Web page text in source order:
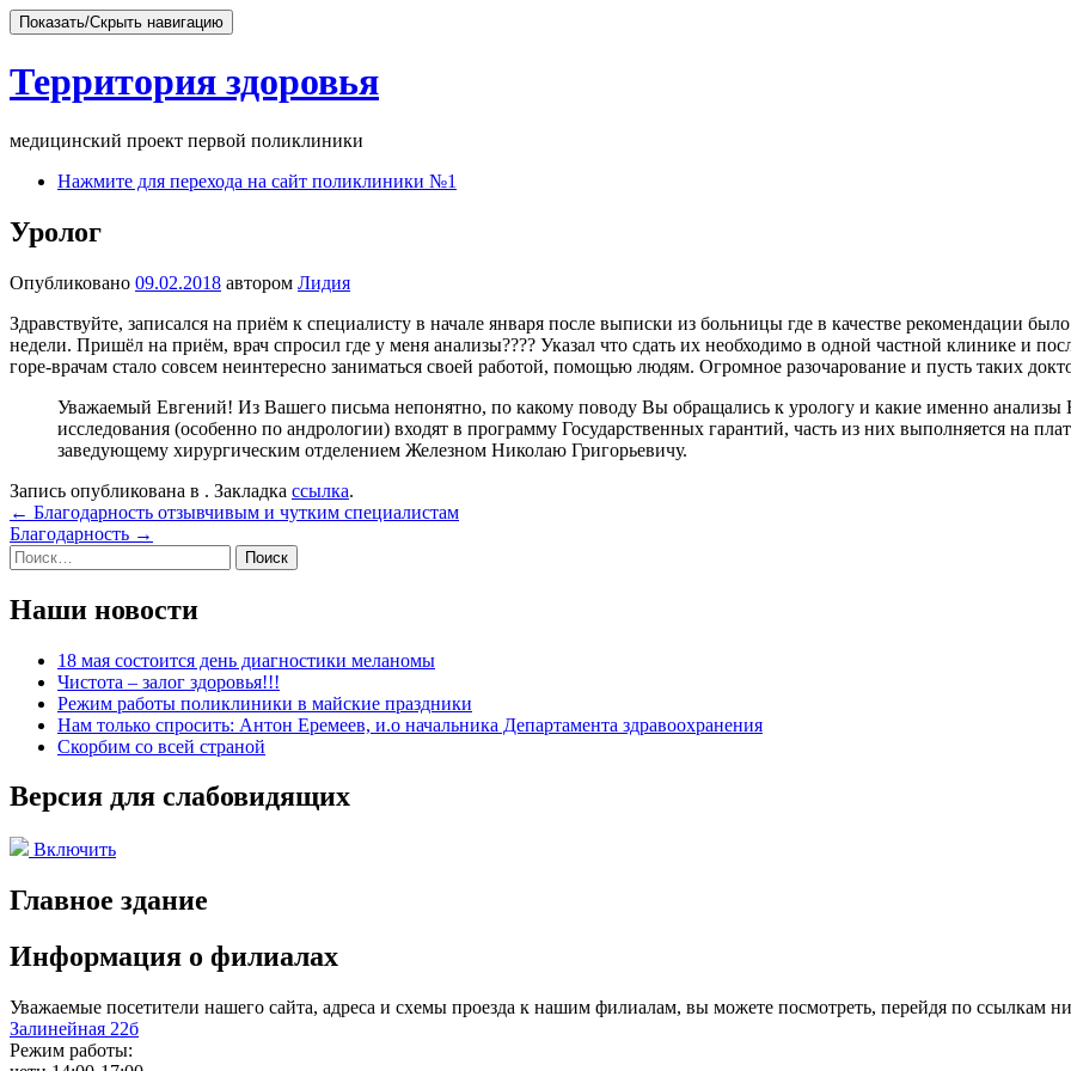
Показать/Скрыть навигацию
Территория здоровья
медицинский проект первой поликлиники
Перейти
содержимому
Нажмите для перехода на сайт поликлиники №1
Уролог
Опубликовано 09.02.2018 автором Лидия
Здравствуйте, записался на приём к специалисту в начале января после выписки из больницы где в качестве рекомендации
недели. Пришёл на приём, врач спросил где у меня анализы???? Указал что сдать их необходимо в одной частной клинике и
горе-врачам стало совсем неинтересно заниматься своей работой, помощью людям. Огромное разочарование и пусть таких
Уважаемый Евгений! Из Вашего письма непонятно, по какому поводу Вы обращались к урологу и какие именно анализы
исследования (особенно по андрологии) входят в программу Государственных гарантий, часть из них выполняется на
заведующему хирургическим отделением Железном Николаю Григорьевичу.
Запись опубликована в . Закладка ссылка.
Навигация
по
записям
← Благодарность отзывчивым и чутким специалистам
Благодарность →
Найти:
Наши новости
18 мая состоится день диагностики меланомы
Чистота – залог здоровья!!!
Режим работы поликлиники в майские праздники
Нам только спросить: Антон Еремеев, и.о начальника Департамента здравоохранения
Скорбим со всей страной
Версия для слабовидящих
Включить
Главное здание
Информация о филиалах
Уважаемые посетители нашего сайта, адреса и схемы проезда к нашим филиалам, вы можете посмотреть, перейдя по ссылкам
Залинейная 22б
Режим работы: